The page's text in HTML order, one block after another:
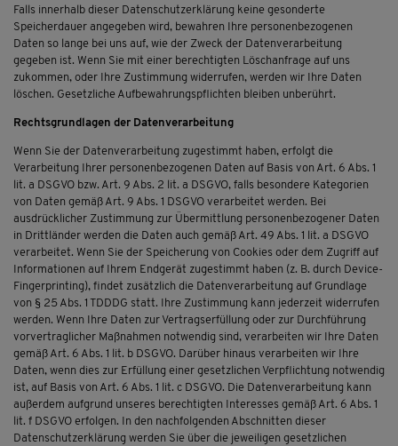
Falls innerhalb dieser Datenschutzerklärung keine gesonderte
Speicherdauer angegeben wird, bewahren Ihre personenbezogenen
Daten so lange bei uns auf, wie der Zweck der Datenverarbeitung
gegeben ist. Wenn Sie mit einer berechtigten Löschanfrage auf uns
zukommen, oder Ihre Zustimmung widerrufen, werden wir Ihre Daten
löschen. Gesetzliche Aufbewahrungspflichten bleiben unberührt.
Rechtsgrundlagen der Datenverarbeitung
Wenn Sie der Datenverarbeitung zugestimmt haben, erfolgt die
Verarbeitung Ihrer personenbezogenen Daten auf Basis von Art. 6 Abs. 1
lit. a DSGVO bzw. Art. 9 Abs. 2 lit. a DSGVO, falls besondere Kategorien
von Daten gemäß Art. 9 Abs. 1 DSGVO verarbeitet werden. Bei
ausdrücklicher Zustimmung zur Übermittlung personenbezogener Daten
in Drittländer werden die Daten auch gemäß Art. 49 Abs. 1 lit. a DSGVO
verarbeitet. Wenn Sie der Speicherung von Cookies oder dem Zugriff auf
Informationen auf Ihrem Endgerät zugestimmt haben (z. B. durch Device-
Fingerprinting), findet zusätzlich die Datenverarbeitung auf Grundlage
von § 25 Abs. 1 TDDDG statt. Ihre Zustimmung kann jederzeit widerrufen
werden. Wenn Ihre Daten zur Vertragserfüllung oder zur Durchführung
vorvertraglicher Maßnahmen notwendig sind, verarbeiten wir Ihre Daten
gemäß Art. 6 Abs. 1 lit. b DSGVO. Darüber hinaus verarbeiten wir Ihre
Daten, wenn dies zur Erfüllung einer gesetzlichen Verpflichtung notwendig
ist, auf Basis von Art. 6 Abs. 1 lit. c DSGVO. Die Datenverarbeitung kann
außerdem aufgrund unseres berechtigten Interesses gemäß Art. 6 Abs. 1
lit. f DSGVO erfolgen. In den nachfolgenden Abschnitten dieser
Datenschutzerklärung werden Sie über die jeweiligen gesetzlichen